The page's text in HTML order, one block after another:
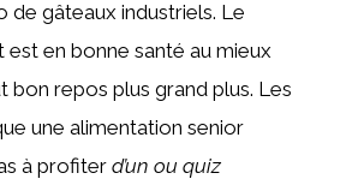
de gâteaux industriels. Le
en bonne santé au mieux
bon repos plus grand plus. Les
une alimentation senior
à profiter d’un ou quiz